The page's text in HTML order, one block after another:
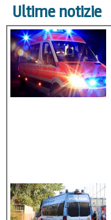
Ultime notizie